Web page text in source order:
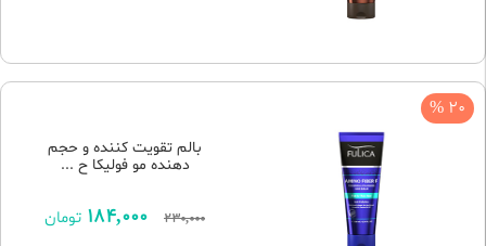
20 %
بالم تقویت کننده و حجم
دهنده مو فولیکا ح ...
230,000
184,000 تومان